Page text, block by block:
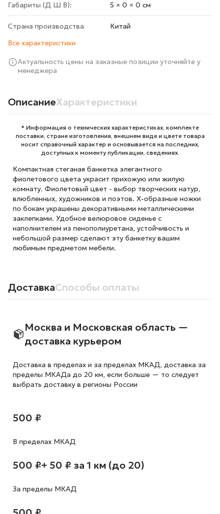
Габариты (Д Ш В): 5 × 0 × 0 cм
Страна производства
Китай
Все характеристики
Актуальность цены на заказные позиции уточняйте у
менеджера
ОписаниеХарактеристики
* Информация о технических характеристиках, комплекте
поставки, стране изготовления, внешнем виде и цвете товара
носит справочный характер и основывается на последних,
доступных к моменту публикации, сведениях.
Компактная стеганая банкетка элегантного
фиолетового цвета украсит прихожую или жилую
комнату. Фиолетовый цвет - выбор творческих натур,
влюбленных, художников и поэтов. Х-образные ножки
по бокам украшены декоративными металлическими
заклепками. Удобное велюровое сиденье с
наполнителем из пенополиуретана, устойчивость и
небольшой размер сделают эту банкетку вашим
любимым предметом мебели.
ДоставкаСпособы оплаты
Москва и Московская область —
доставка курьером
Доставка в пределах и за пределах МКАД, доставка за
пределы МКАДа до 20 км, если больше — то следует
выбрать доставку в регионы России
500 ₽
В пределах МКАД
500 ₽+ 50 ₽ за 1 км (до 20)
За пределы МКАД